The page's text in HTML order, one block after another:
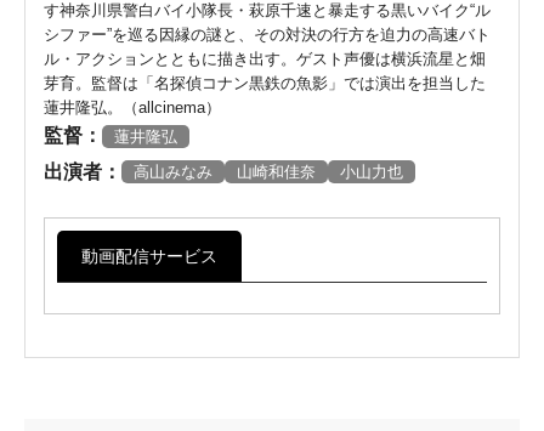
す神奈川県警白バイ小隊長・萩原千速と暴走する黒いバイク“ル
シファー”を巡る因縁の謎と、その対決の行方を迫力の高速バト
ル・アクションとともに描き出す。ゲスト声優は横浜流星と畑
芽育。監督は「名探偵コナン黒鉄の魚影」では演出を担当した
蓮井隆弘。（allcinema）
監督： 蓮井隆弘
出演者： 高山みなみ 山崎和佳奈 小山力也
動画配信サービス